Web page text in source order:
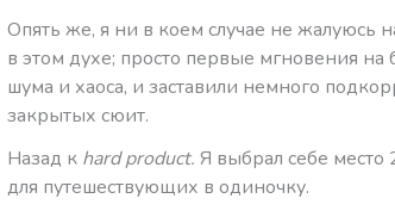
Опять же, я ни в коем случае не жалуюсь
в этом духе; просто первые мгновения
шума и хаоса, и заставили немного
закрытых сюит.
Назад к hard product. Я выбрал себе
для путешествующих в одиночку.